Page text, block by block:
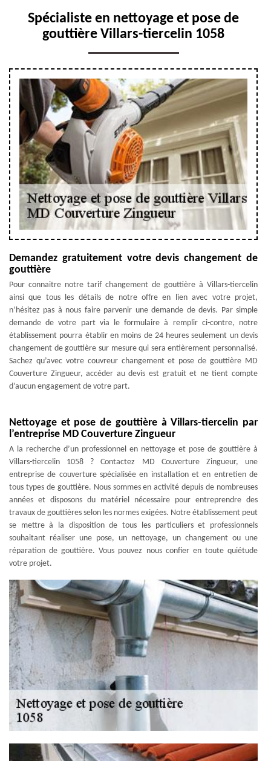
Spécialiste en nettoyage et pose de
gouttière Villars-tiercelin 1058
Demandez gratuitement votre devis changement de
gouttière
Pour connaitre notre tarif changement de gouttière à Villars-tiercelin
ainsi que tous les détails de notre offre en lien avec votre projet,
n’hésitez pas à nous faire parvenir une demande de devis. Par simple
demande de votre part via le formulaire à remplir ci-contre, notre
établissement pourra établir en moins de 24 heures seulement un devis
changement de gouttière sur mesure qui sera entièrement personnalisé.
Sachez qu’avec votre couvreur changement et pose de gouttière MD
Couverture Zingueur, accéder au devis est gratuit et ne tient compte
d’aucun engagement de votre part.
Nettoyage et pose de gouttière à Villars-tiercelin par
l’entreprise MD Couverture Zingueur
A la recherche d’un professionnel en nettoyage et pose de gouttière à
Villars-tiercelin 1058 ? Contactez MD Couverture Zingueur, une
entreprise de couverture spécialisée en installation et en entretien de
tous types de gouttière. Nous sommes en activité depuis de nombreuses
années et disposons du matériel nécessaire pour entreprendre des
travaux de gouttières selon les normes exigées. Notre établissement peut
se mettre à la disposition de tous les particuliers et professionnels
souhaitant réaliser une pose, un nettoyage, un changement ou une
réparation de gouttière. Vous pouvez nous confier en toute quiétude
votre projet.